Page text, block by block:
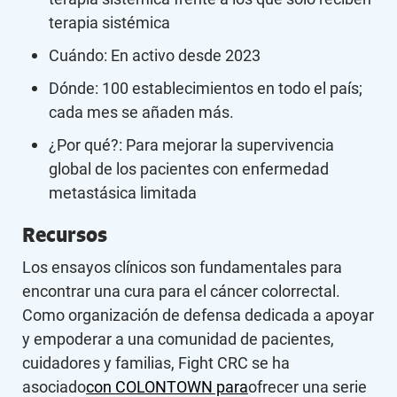
terapia sistémica
Cuándo: En activo desde 2023
Dónde: 100 establecimientos en todo el país;
cada mes se añaden más.
¿Por qué?: Para mejorar la supervivencia
global de los pacientes con enfermedad
metastásica limitada
Recursos
Los ensayos clínicos son fundamentales para
encontrar una cura para el cáncer colorrectal.
Como organización de defensa dedicada a apoyar
y empoderar a una comunidad de pacientes,
cuidadores y familias, Fight CRC se ha
asociadocon COLONTOWN paraofrecer una serie